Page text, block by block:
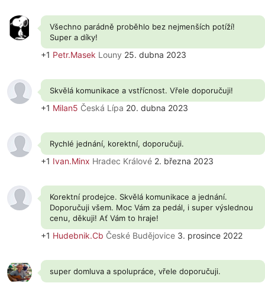
Všechno parádně proběhlo bez nejmenších potíží!
Super a díky!
+1 Petr.Masek Louny 25. dubna 2023
Skvělá komunikace a vstřícnost. Vřele doporučuji!
+1 Milan5 Česká Lípa 20. dubna 2023
Rychlé jednání, korektní, doporučuji.
+1 Ivan.Minx Hradec Králové 2. března 2023
Korektní prodejce. Skvělá komunikace a jednání.
Doporučuji všem. Moc Vám za pedál, i super výslednou
cenu, děkuji! Ať Vám to hraje!
+1 Hudebnik.Cb České Budějovice 3. prosince 2022
super domluva a spolupráce, vřele doporučuji.